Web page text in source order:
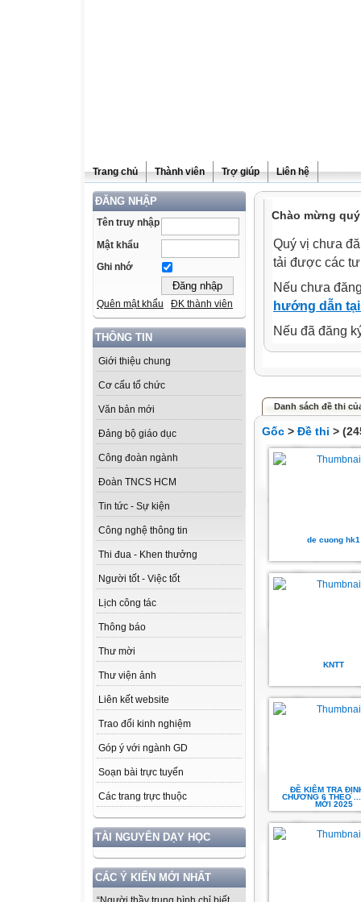
Trang chủ Thành viên Trợ giúp Liên hệ
ĐĂNG NHẬP
Tên truy nhập
Mật khẩu
Ghi nhớ
Quên mật khẩu ĐK thành viên
THÔNG TIN
Giới thiệu chung
Cơ cấu tổ chức
Văn bản mới
Đảng bộ giáo dục
Công đoàn ngành
Đoàn TNCS HCM
Tin tức - Sự kiện
Công nghệ thông tin
Thi đua - Khen thưởng
Người tốt - Việc tốt
Lịch công tác
Thông báo
Thư mời
Thư viện ảnh
Liên kết website
Trao đổi kinh nghiệm
Góp ý với ngành GD
Soạn bài trực tuyến
Các trang trực thuộc
TÀI NGUYÊN DẠY HỌC
CÁC Ý KIẾN MỚI NHẤT
Chào mừng
Quý vị chưa
tải được các
Nếu chưa
hướng dẫn
Nếu đã đăng
Danh sách đề thi
Gốc > Đề thi >
de cuong hk1
KNTT
ĐỀ KIÊM TRA
CHƯƠNG 6 THEO
MỚI 2025